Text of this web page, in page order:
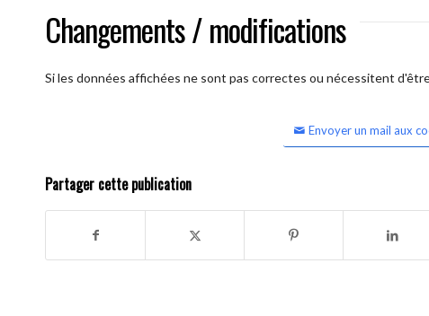
Changements / modifications
Si les données affichées ne sont pas correctes ou nécessitent
Envoyer un mail aux
Partager cette publication